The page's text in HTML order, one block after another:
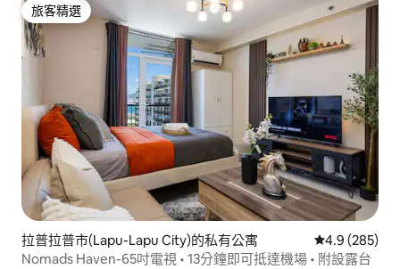
旅客精選
旅客精選
拉普拉普市(Lapu-Lapu City)的私有公寓 從 285 則評
4.9 (285)
Nomads Haven-65吋電視 • 13分鐘即可抵達機場 • 附設露台